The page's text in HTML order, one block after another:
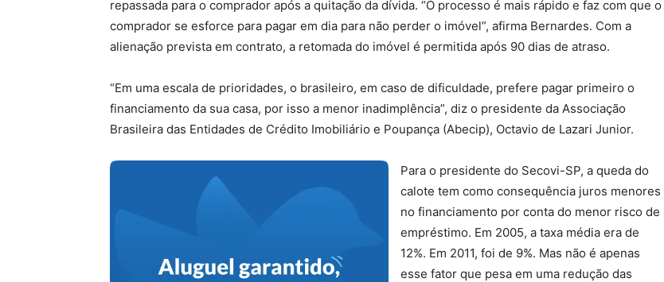
repassada para o comprador após a quitação da dívida. “O processo é mais rápido e faz com que o
comprador se esforce para pagar em dia para não perder o imóvel”, afirma Bernardes. Com a
alienação prevista em contrato, a retomada do imóvel é permitida após 90 dias de atraso.
“Em uma escala de prioridades, o brasileiro, em caso de dificuldade, prefere pagar primeiro o
financiamento da sua casa, por isso a menor inadimplência”, diz o presidente da Associação
Brasileira das Entidades de Crédito Imobiliário e Poupança (Abecip), Octavio de Lazari Junior.
Para o presidente do Secovi-SP, a queda do
calote tem como consequência juros menores
no financiamento por conta do menor risco de
empréstimo. Em 2005, a taxa média era de
12%. Em 2011, foi de 9%. Mas não é apenas
esse fator que pesa em uma redução das